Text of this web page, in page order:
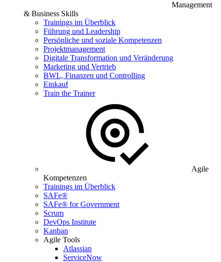
Management
& Business Skills
Trainings im Überblick
Führung und Leadership
Persönliche und soziale Kompetenzen
Projektmanagement
Digitale Transformation und Veränderung
Marketing und Vertrieb
BWL, Finanzen und Controlling
Einkauf
Train the Trainer
Agile
Kompetenzen
Trainings im Überblick
SAFe®
SAFe® for Government
Scrum
DevOps Institute
Kanban
Agile Tools
Atlassian
ServiceNow